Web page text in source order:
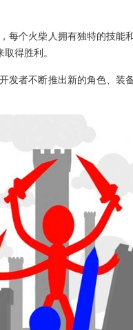
每个火柴人拥有独特的技能
得胜利。
发者不断推出新的角色、装